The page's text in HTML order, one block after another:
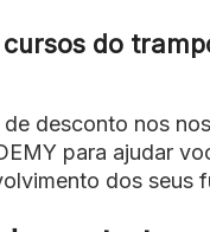
do
desconto nos
para ajudar
dos seus